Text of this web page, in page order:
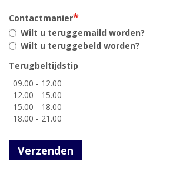
Contactmanier*
Wilt u teruggemaild worden?
Wilt u teruggebeld worden?
Terugbeltijdstip
Verzenden